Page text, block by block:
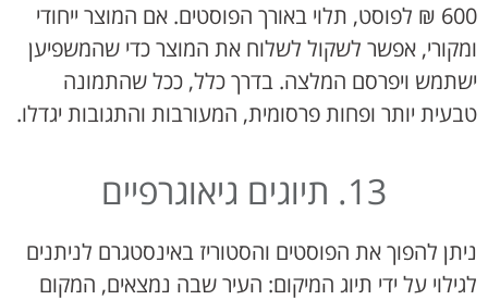
600 ₪ לפוסט, תלוי באורך הפוסטים. אם המוצר ייחודי
ומקורי, אפשר לשקול לשלוח את המוצר כדי שהמשפיען
ישתמש ויפרסם המלצה. בדרך כלל, ככל שהתמונה
טבעית יותר ופחות פרסומית, המעורבות והתגובות יגדלו.
13. תיוגים גיאוגרפיים
ניתן להפוך את הפוסטים והסטוריז באינסטגרם לניתנים
לגילוי על ידי תיוג המיקום: העיר שבה נמצאים, המקום